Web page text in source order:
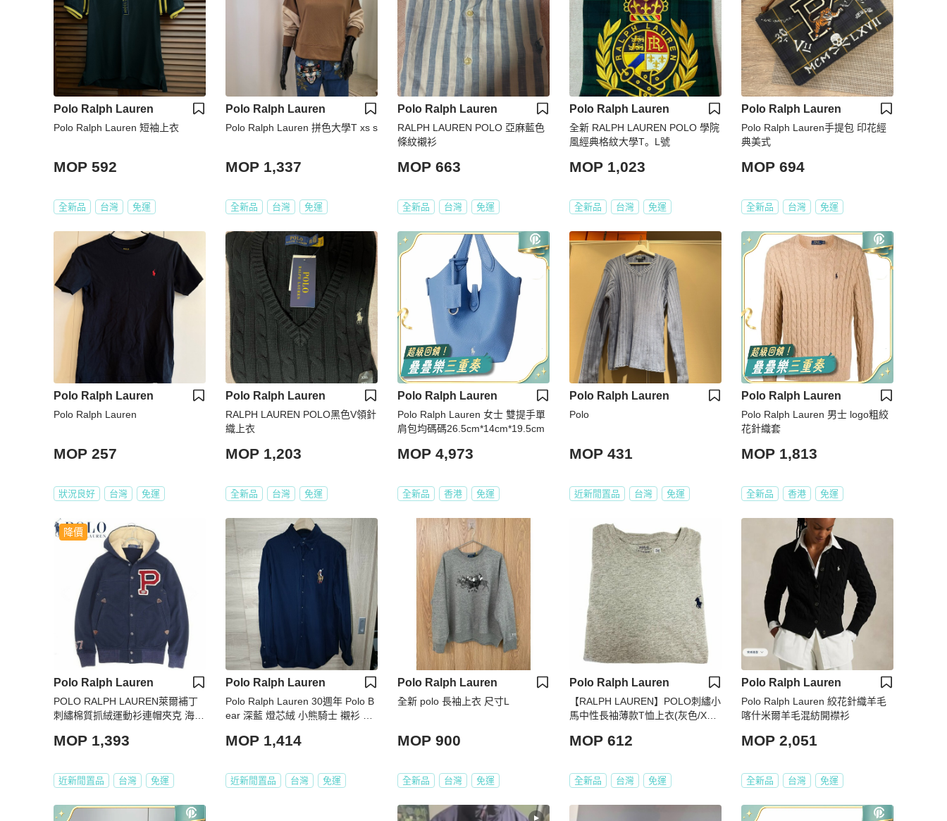
Polo Ralph Lauren
Polo Ralph Lauren 短袖上衣
MOP 592
全新品 台灣 免運
Polo Ralph Lauren
Polo Ralph Lauren 拼色大學T xs s
MOP 1,337
全新品 台灣 免運
Polo Ralph Lauren
RALPH LAUREN POLO 亞麻藍色
條紋襯衫
MOP 663
全新品 台灣 免運
Polo Ralph Lauren
全新 RALPH LAUREN POLO 學院
風經典格紋大學T。L號
MOP 1,023
全新品 台灣 免運
Polo Ralph Lauren
Polo Ralph Lauren手提包 印花經
典美式
MOP 694
全新品 台灣 免運
Polo Ralph Lauren
Polo Ralph Lauren
MOP 257
狀況良好 台灣 免運
Polo Ralph Lauren
RALPH LAUREN POLO黑色V領針
織上衣
MOP 1,203
全新品 台灣 免運
Polo Ralph Lauren
Polo Ralph Lauren 女士 雙提手單
肩包均碼碼26.5cm*14cm*19.5cm
MOP 4,973
全新品 香港 免運
Polo Ralph Lauren
Polo
MOP 431
近新閒置品 台灣 免運
Polo Ralph Lauren
Polo Ralph Lauren 男士 logo粗絞
花針織套
MOP 1,813
全新品 香港 免運
降價
Polo Ralph Lauren
POLO RALPH LAUREN萊爾補丁
刺繡棉質抓絨運動衫連帽夾克 海軍
MOP 1,393
近新閒置品 台灣 免運
Polo Ralph Lauren
Polo Ralph Lauren 30週年 Polo B
ear 深藍 燈芯絨 小熊騎士 襯衫 男
MOP 1,414
近新閒置品 台灣 免運
Polo Ralph Lauren
全新 polo 長袖上衣 尺寸L
MOP 900
全新品 台灣 免運
Polo Ralph Lauren
【RALPH LAUREN】POLO刺繡小
馬中性長袖薄款T恤上衣(灰色/XL
MOP 612
全新品 台灣 免運
Polo Ralph Lauren
Polo Ralph Lauren 絞花針織羊毛
喀什米爾羊毛混紡開襟衫
MOP 2,051
全新品 台灣 免運